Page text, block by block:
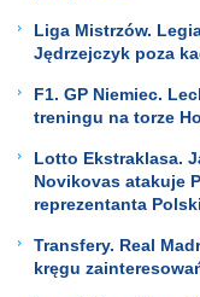
Liga Mistrzów.
Jędrzejczyk poza
F1. GP Niemiec.
treningu na torze
Lotto Ekstraklasa.
Novikovas atakuje
reprezentanta
Transfery. Real
kręgu